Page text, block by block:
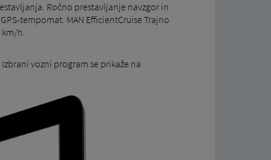
Ročno prestavljanje navzgor in
tempomat. MAN EfficientCruise Trajno
km/h.
vozni program se prikaže na